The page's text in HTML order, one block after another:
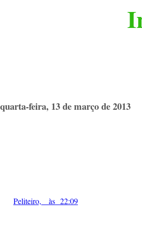
quarta-feira, 13 de março de 2013
Peliteiro, às 22:09